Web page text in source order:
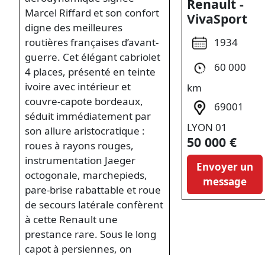
Marcel Riffard et son confort
digne des meilleures
routières françaises d’avant-
guerre. Cet élégant cabriolet
4 places, présenté en teinte
ivoire avec intérieur et
couvre-capote bordeaux,
séduit immédiatement par
son allure aristocratique :
roues à rayons rouges,
instrumentation Jaeger
octogonale, marchepieds,
pare-brise rabattable et roue
de secours latérale confèrent
à cette Renault une
prestance rare. Sous le long
capot à persiennes, on
Renault -
VivaSport
1934
60 000
km
69001
LYON 01
50 000 €
Envoyer un
message